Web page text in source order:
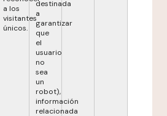
a los
visitantes
únicos.
destinada
a
garantizar
que
el
usuario
no
sea
un
robot),
información
relacionada